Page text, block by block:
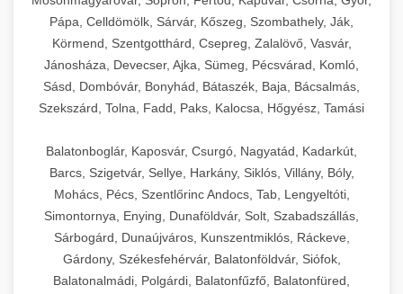
Pápa, Celldömölk, Sárvár, Kőszeg, Szombathely, Ják,
Körmend, Szentgotthárd, Csepreg, Zalalövő, Vasvár,
Jánosháza, Devecser, Ajka, Sümeg, Pécsvárad, Komló,
Sásd, Dombóvár, Bonyhád, Bátaszék, Baja, Bácsalmás,
Szekszárd, Tolna, Fadd, Paks, Kalocsa, Hőgyész, Tamási
Balatonboglár, Kaposvár, Csurgó, Nagyatád, Kadarkút,
Barcs, Szigetvár, Sellye, Harkány, Siklós, Villány, Bóly,
Mohács, Pécs, Szentlőrinc Andocs, Tab, Lengyeltóti,
Simontornya, Enying, Dunaföldvár, Solt, Szabadszállás,
Sárbogárd, Dunaújváros, Kunszentmiklós, Ráckeve,
Gárdony, Székesfehérvár, Balatonföldvár, Siófok,
Balatonalmádi, Polgárdi, Balatonfűzfő, Balatonfüred,